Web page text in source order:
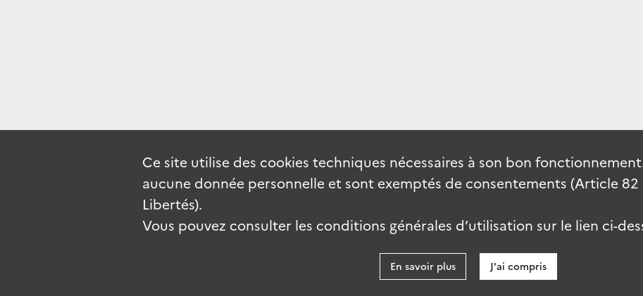
Ce site utilise des cookies techniques nécessaires à son bon
aucune donnée personnelle et sont exemptés de consentements (Article
Libertés).
Vous pouvez consulter les conditions générales d’utilisation sur le lien ci-
En savoir plus J'ai compris